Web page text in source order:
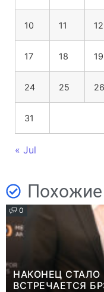
10 11 12
17 18 19
24 25 26
31
« Jul
Похожие
0
НАКОНЕЦ СТАЛО
ВСТРЕЧАЕТСЯ